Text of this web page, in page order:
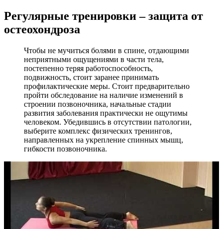
Регулярные тренировки – защита от
остеохондроза
Чтобы не мучиться болями в спине, отдающими
неприятными ощущениями в части тела,
постепенно теряя работоспособность,
подвижность, стоит заранее принимать
профилактические меры. Стоит предварительно
пройти обследование на наличие изменений в
строении позвоночника, начальные стадии
развития заболевания практически не ощутимы
человеком. Убедившись в отсутствии патологии,
выберите комплекс физических тренингов,
направленных на укрепление спинных мышц,
гибкости позвоночника.